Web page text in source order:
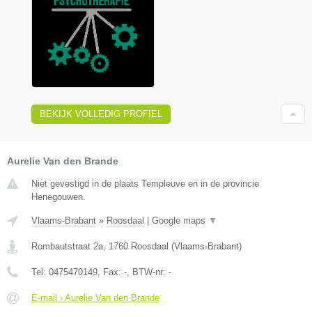
BEKIJK VOLLEDIG PROFIEL
Aurelie Van den Brande
Niet gevestigd in de plaats Templeuve en in de provincie
Henegouwen.
Vlaams-Brabant » Roosdaal | Google maps ▼
Rombautstraat 2a 1760 Roosdaal (Vlaams-Brabant)
Tel: 0475470149 , Fax: - , BTW-nr: -
E-mail › Aurelie Van den Brande